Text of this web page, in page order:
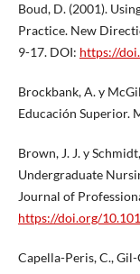
Boud, D. (2001).
Practice. New
9-17. DOI: https://
Brockbank, A. y
Educación Superior.
Brown, J. J. y
Undergraduate
Journal of
https://doi.org/
Capella-Peris, C.,